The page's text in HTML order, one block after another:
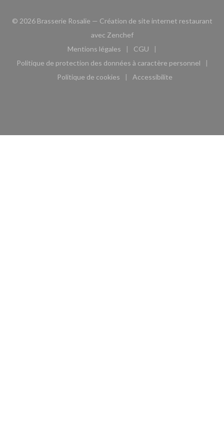
© 2026 Brasserie Rosalie — Création de site internet restaurant
avec Zenchef((ouvre une nouvelle
Mentions légales
((ouvre une nouvelle fenêtre))
CGU
((ouvre une nouvelle
Politique de protection des données à caractère personnel
((ouvre une nouvelle fenêtre))
Politique de cookies
((ouvre une nouvelle fenêtre))
Accessibilite